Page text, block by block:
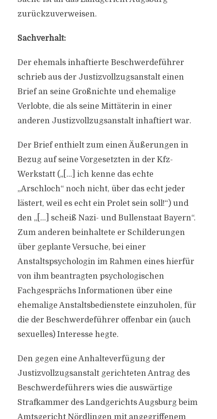
zurückzuverweisen.
Sachverhalt:
Der ehemals inhaftierte Beschwerdeführer
schrieb aus der Justizvollzugsanstalt einen
Brief an seine Großnichte und ehemalige
Verlobte, die als seine Mittäterin in einer
anderen Justizvollzugsanstalt inhaftiert war.
Der Brief enthielt zum einen Äußerungen in
Bezug auf seine Vorgesetzten in der Kfz-
Werkstatt („[…] ich kenne das echte
„Arschloch“ noch nicht, über das echt jeder
lästert, weil es echt ein Prolet sein soll!“) und
den „[…] scheiß Nazi- und Bullenstaat Bayern“.
Zum anderen beinhaltete er Schilderungen
über geplante Versuche, bei einer
Anstaltspsychologin im Rahmen eines hierfür
von ihm beantragten psychologischen
Fachgesprächs Informationen über eine
ehemalige Anstaltsbedienstete einzuholen, für
die der Beschwerdeführer offenbar ein (auch
sexuelles) Interesse hegte.
Den gegen eine Anhalteverfügung der
Justizvollzugsanstalt gerichteten Antrag des
Beschwerdeführers wies die auswärtige
Strafkammer des Landgerichts Augsburg beim
Amtsgericht Nördlingen mit angegriffenem